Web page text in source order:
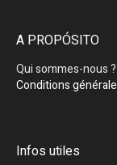
A PROPÓSITO
Qui sommes-nous ?
Conditions
Infos utiles